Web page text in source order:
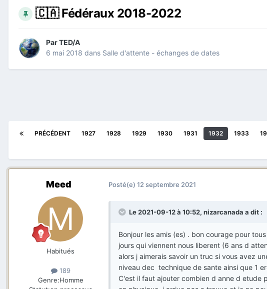
🇨🇦 Fédéraux 2018-2022
ParTED/A
6 mai 2018 dans Salle d'attente - échanges de dates
PRÉCÉDENT 1927 1928 1929 1930 1931 1932 1933
Meed
Habitués
189
Genre:Homme
Posté(e) 12 septembre 2021
Le 2021-09-12 à 10:52, nizarcanada a dit :
Bonjour les amis (es) . bon courage pour
jours qui viennent nous liberent (6 ans d
alors j aimerais savoir un truc si vous avez
niveau dec technique de sante ainsi que 1
C'est il faut ajouter combien d anne d etude